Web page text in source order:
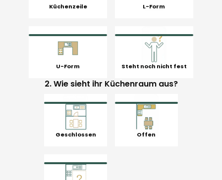
Küchenzeile L-Form
U-Form Steht noch nicht fest
2. Wie sieht ihr Küchenraum aus?
Geschlossen Offen